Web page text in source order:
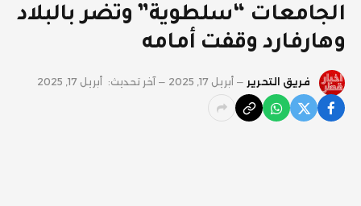
الجامعات “سلطوية” وتضر بالبلاد
وهارفارد وقفت أمامه
فريق التحرير أبريل 17, 2025 آخر تحديث: أبريل 17, 2025